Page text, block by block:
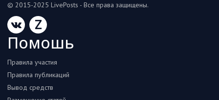
© 2015-2025 LivePosts - Все права защищены.
Z
Помошь
Правила участия
Правила публикаций
Вывод средств